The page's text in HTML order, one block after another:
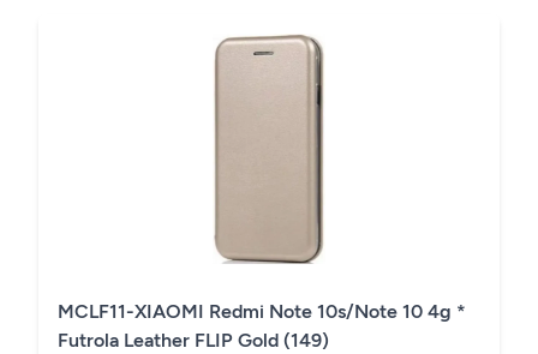
MCLF11-XIAOMI Redmi Note 10s/Note 10 4g *
Futrola Leather FLIP Gold (149)